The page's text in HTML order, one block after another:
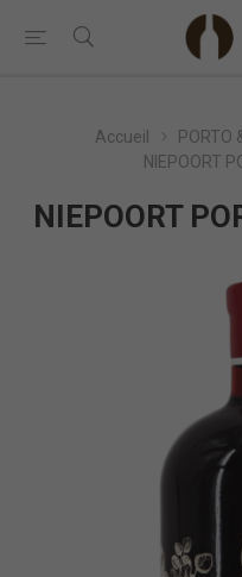
Accueil PORTO
NIEPOORT
NIEPOORT